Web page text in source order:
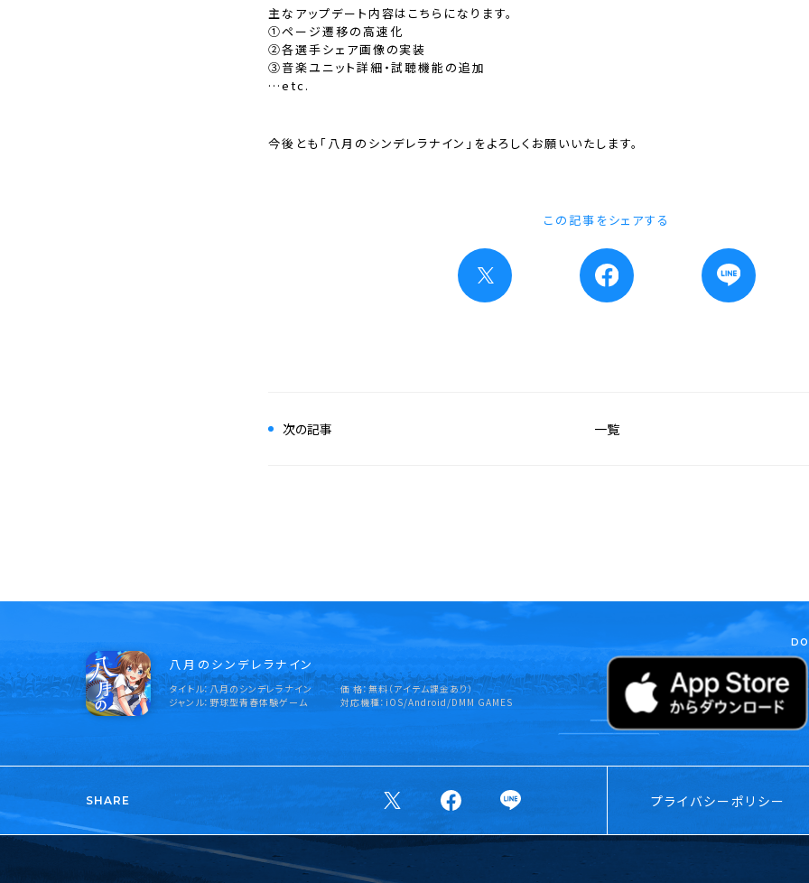
主なアップデート内容はこちらになります。
①ページ遷移の高速化
②各選手シェア画像の実装
③音楽ユニット詳細・試聴機能の追加
…etc.
今後とも「八月のシンデレラナイン」をよろしくお願いいたします。
この記事をシェアする
次の記事 一覧
八月のシンデレラナイン
タイトル 八月のシンデレラナイン
ジャンル 野球型青春体験ゲーム
価 格 無料（アイテム課金あり）
対応機種 iOS/Android/DMM GAMES
SHARE プライバシーポリシー